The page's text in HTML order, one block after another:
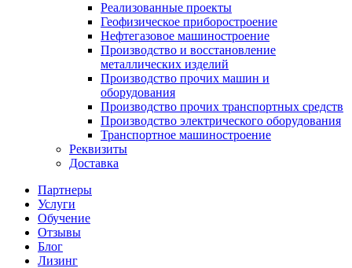
Реализованные проекты
Геофизическое приборостроение
Нефтегазовое машиностроение
Производство и восстановление
металлических изделий
Производство прочих машин и
оборудования
Производство прочих транспортных средств
Производство электрического оборудования
Транспортное машиностроение
Реквизиты
Доставка
Партнеры
Услуги
Обучение
Отзывы
Блог
Лизинг